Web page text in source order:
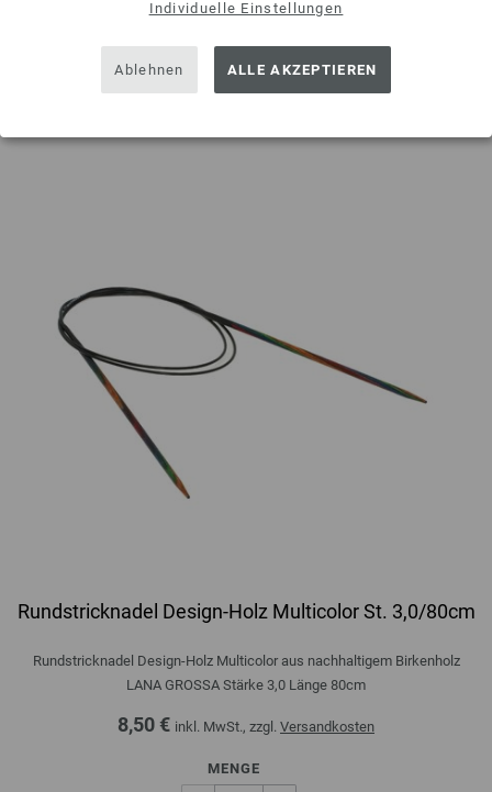
Individuelle Einstellungen
Ablehnen ALLE AKZEPTIEREN
Auf meine Wunschliste
Rundstricknadel Design-Holz Multicolor St. 3,0/80cm
Rundstricknadel Design-Holz Multicolor aus nachhaltigem Birkenholz
LANA GROSSA Stärke 3,0 Länge 80cm
8,50 € inkl. MwSt., zzgl. Versandkosten
MENGE